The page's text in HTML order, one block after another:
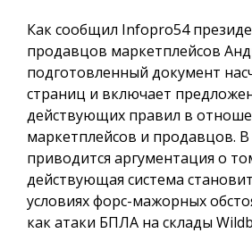
Как сообщил Infopro54
продавцов маркетплейсов
подготовленный документ
страниц и включает
действующих правил в
маркетплейсов и продавцов.
приводится аргументация о
действующая система
условиях форс-мажорных
как атаки БПЛА на склады